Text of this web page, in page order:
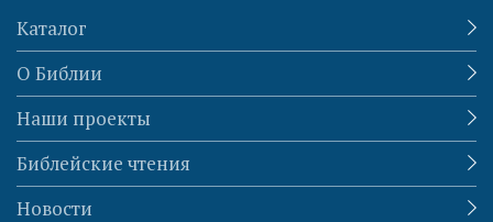
Каталог
О Библии
Наши проекты
Библейские чтения
Новости